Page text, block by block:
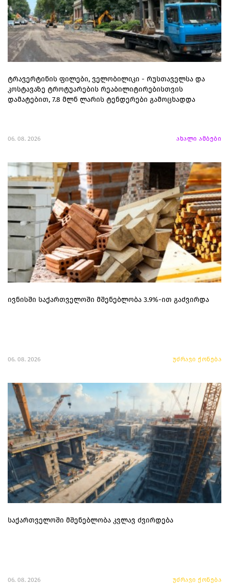
ტრავერტინის ფილები, ველობილიკი - რუსთაველსა და
კოსტავაზე ტროტუარების რეაბილიტირებისთვის
დამატებით, 7.8 მლნ ლარის ტენდერები გამოცხადდა
06. 08. 2026 ახალი ამბები
ივნისში საქართველოში მშენებლობა 3.9%-ით გაძვირდა
06. 08. 2026 უძრავი ქონება
საქართველოში მშენებლობა კვლავ ძვირდება
06. 08. 2026 უძრავი ქონება